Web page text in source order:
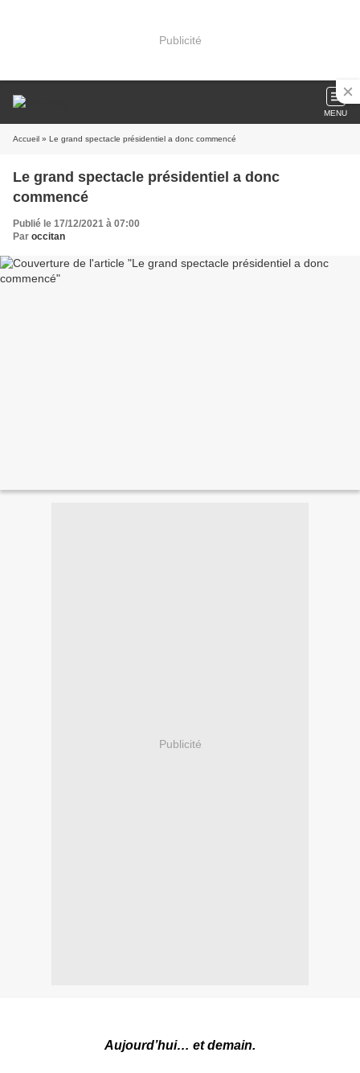
Publicité
MENU
Accueil » Le grand spectacle présidentiel a donc commencé
Le grand spectacle présidentiel a donc
commencé
Publié le 17/12/2021 à 07:00
Par occitan
Publicité
Aujourd’hui… et demain.